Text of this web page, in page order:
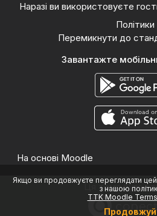
Якщо ви продовжуєте переглядати
з нашою
TTK Moodle
Наразі ви використовуєте
Політики
Перемикнути до
Завантажте
На основі Moodle
Ця тема була